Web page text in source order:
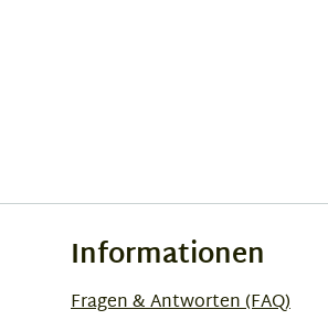
Informationen
Fragen & Antworten (FAQ)